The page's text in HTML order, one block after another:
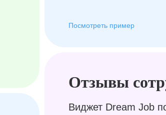
Отзывы
Виджет Dream Job
Посмотреть пример